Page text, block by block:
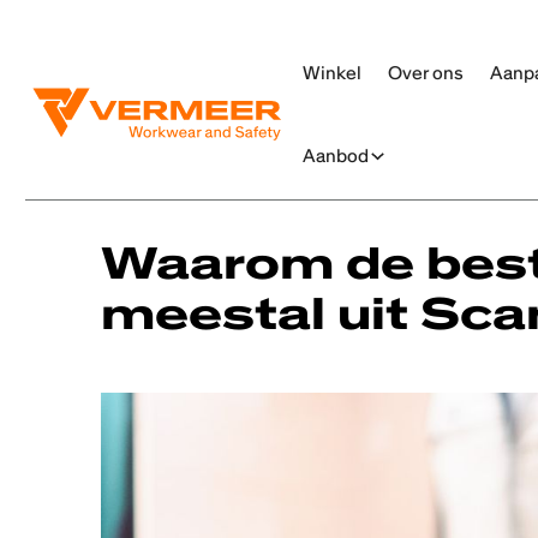
Winkel Over ons
Aanbod
Waarom de
meestal uit